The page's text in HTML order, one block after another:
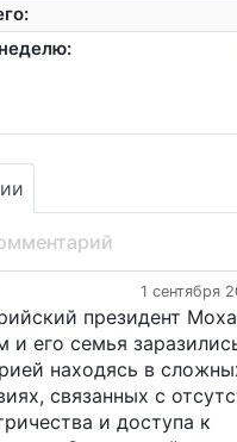
1 сентября
президент
и его семья
находясь в
связанных с
и доступа к